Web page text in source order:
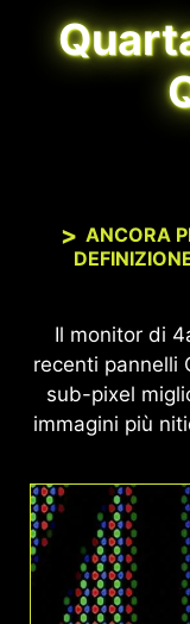
ANCORA
Il monitor di
recenti pannelli
sub-pixel
immagini più
True Black
DCI-P3 e una
colori vividi,
visiva